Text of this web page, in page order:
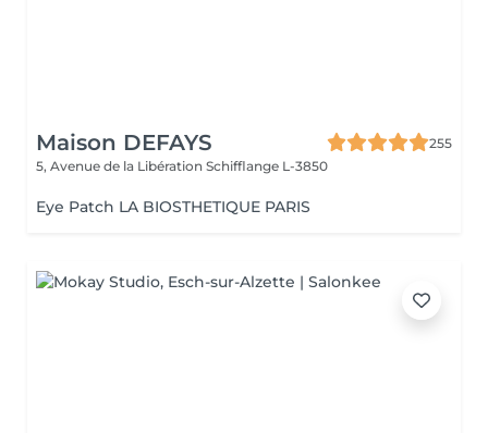
Maison DEFAYS
255
5, Avenue de la Libération Schifflange L-3850
Eye Patch LA BIOSTHETIQUE PARIS